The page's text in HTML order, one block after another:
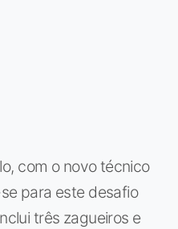
com o novo técnico
para este desafio
três zagueiros e